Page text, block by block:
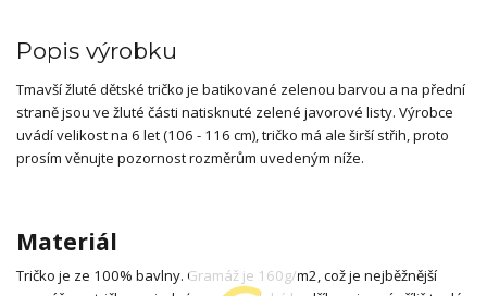
Popis výrobku
Tmavší žluté dětské tričko je batikované zelenou barvou a na přední
straně jsou ve žluté části natisknuté zelené javorové listy. Výrobce
uvádí velikost na 6 let (106 - 116 cm), tričko má ale širší střih, proto
prosím věnujte pozornost rozměrům uvedeným níže.
Materiál
Tričko je ze 100% bavlny. Gramáž je 160g/m2, což je nejběžnější